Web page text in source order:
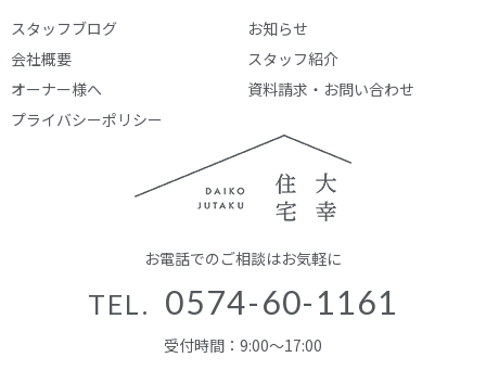
お電話でのご相談はお気軽に
TEL. 0574-60-1161
受付時間：9:00～17:00
スタッフブログ
お知らせ
会社概要
スタッフ紹介
オーナー様へ
資料請求・お問い合わせ
プライバシーポリシー